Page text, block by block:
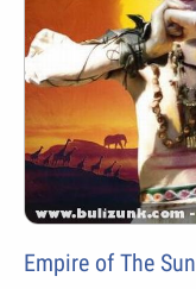
Empire of The Sun